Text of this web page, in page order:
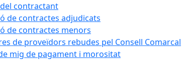
contractant
de contractes adjudicats
de contractes menors
de proveïdors rebudes pel Consell Comarcal
mig de pagament i morositat